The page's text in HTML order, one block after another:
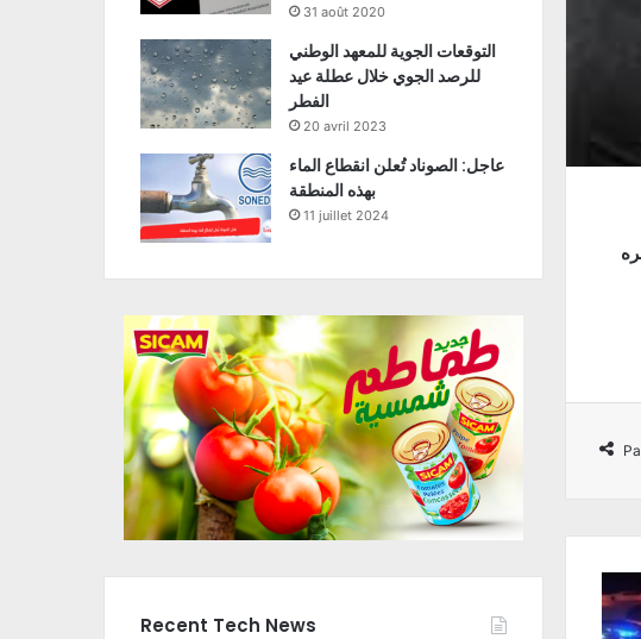
31 août 2020
التوقعات الجوية للمعهد الوطني
للرصد الجوي خلال عطلة عيد
الفطر
20 avril 2023
عاجل: الصوناد تُعلن انقطاع الماء
بهذه المنطقة
11 juillet 2024
Recent Tech News